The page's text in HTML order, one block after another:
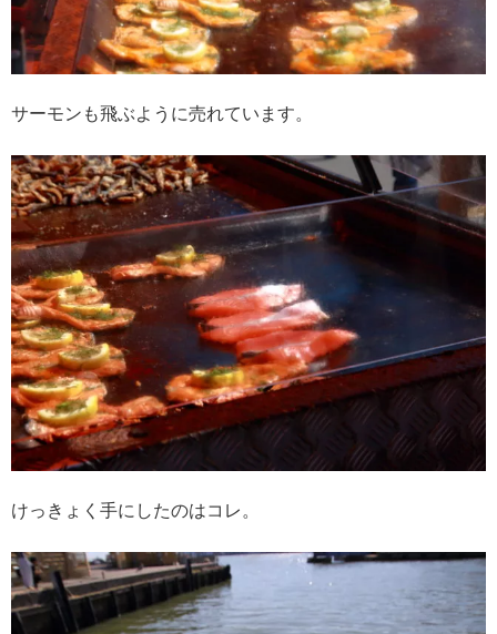
サーモンも飛ぶように売れています。
けっきょく手にしたのはコレ。